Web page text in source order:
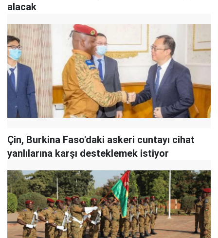
alacak
Çin, Burkina Faso'daki askeri cuntayı cihat
yanlılarına karşı desteklemek istiyor